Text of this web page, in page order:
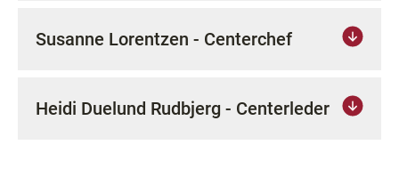
Susanne Lorentzen - Centerchef
Heidi Duelund Rudbjerg - Centerleder